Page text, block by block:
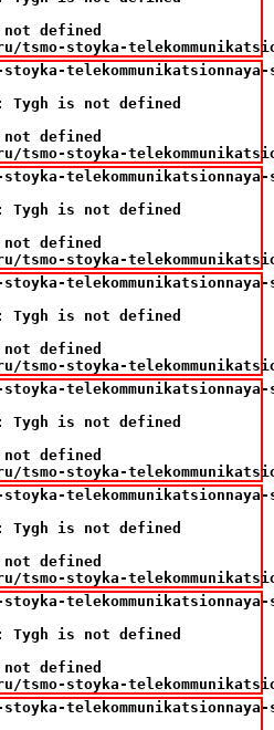
defined
tsmo-stoyka-
telekommunikatsionnaya-
Tygh is not defined
defined
tsmo-stoyka-
telekommunikatsionnaya-
Tygh is not defined
defined
tsmo-stoyka-
telekommunikatsionnaya-
Tygh is not defined
defined
tsmo-stoyka-
telekommunikatsionnaya-
Tygh is not defined
defined
tsmo-stoyka-
telekommunikatsionnaya-
Tygh is not defined
defined
tsmo-stoyka-
telekommunikatsionnaya-
Tygh is not defined
defined
tsmo-stoyka-
telekommunikatsionnaya-